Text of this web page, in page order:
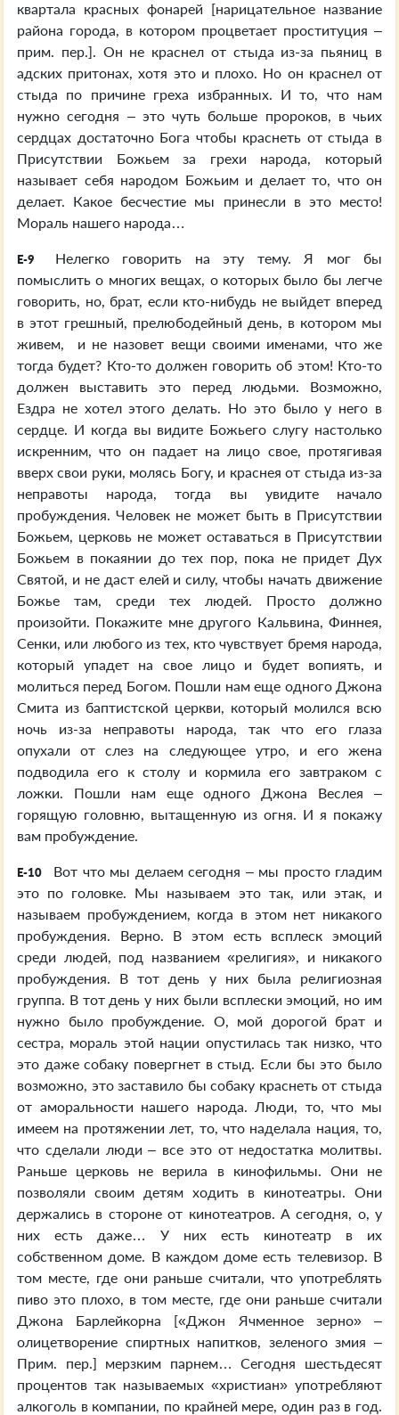
квартала красных фонарей [нарицательное название
района города, в котором процветает проституция –
прим. пер.]. Он не краснел от стыда из-за пьяниц в
адских притонах, хотя это и плохо. Но он краснел от
стыда по причине греха избранных. И то, что нам
нужно сегодня – это чуть больше пророков, в чьих
сердцах достаточно Бога чтобы краснеть от стыда в
Присутствии Божьем за грехи народа, который
называет себя народом Божьим и делает то, что он
делает. Какое бесчестие мы принесли в это место!
Мораль нашего народа…
E-9
Нелегко говорить на эту тему. Я мог бы
помыслить о многих вещах, о которых было бы легче
говорить, но, брат, если кто-нибудь не выйдет вперед
в этот грешный, прелюбодейный день, в котором мы
живем, и не назовет вещи своими именами, что же
тогда будет? Кто-то должен говорить об этом! Кто-то
должен выставить это перед людьми. Возможно,
Ездра не хотел этого делать. Но это было у него в
сердце. И когда вы видите Божьего слугу настолько
искренним, что он падает на лицо свое, протягивая
вверх свои руки, молясь Богу, и краснея от стыда из-за
неправоты народа, тогда вы увидите начало
пробуждения. Человек не может быть в Присутствии
Божьем, церковь не может оставаться в Присутствии
Божьем в покаянии до тех пор, пока не придет Дух
Святой, и не даст елей и силу, чтобы начать движение
Божье там, среди тех людей. Просто должно
произойти. Покажите мне другого Кальвина, Финнея,
Сенки, или любого из тех, кто чувствует бремя народа,
который упадет на свое лицо и будет вопиять, и
молиться перед Богом. Пошли нам еще одного Джона
Смита из баптистской церкви, который молился всю
ночь из-за неправоты народа, так что его глаза
опухали от слез на следующее утро, и его жена
подводила его к столу и кормила его завтраком с
ложки. Пошли нам еще одного Джона Веслея –
горящую головню, вытащенную из огня. И я покажу
вам пробуждение.
E-10
Вот что мы делаем сегодня – мы просто гладим
это по головке. Мы называем это так, или этак, и
называем пробуждением, когда в этом нет никакого
пробуждения. Верно. В этом есть всплеск эмоций
среди людей, под названием «религия», и никакого
пробуждения. В тот день у них была религиозная
группа. В тот день у них были всплески эмоций, но им
нужно было пробуждение. О, мой дорогой брат и
сестра, мораль этой нации опустилась так низко, что
это даже собаку повергнет в стыд. Если бы это было
возможно, это заставило бы собаку краснеть от стыда
от аморальности нашего народа. Люди, то, что мы
имеем на протяжении лет, то, что наделала нация, то,
что сделали люди – все это от недостатка молитвы.
Раньше церковь не верила в кинофильмы. Они не
позволяли своим детям ходить в кинотеатры. Они
держались в стороне от кинотеатров. А сегодня, о, у
них есть даже… У них есть кинотеатр в их
собственном доме. В каждом доме есть телевизор. В
том месте, где они раньше считали, что употреблять
пиво это плохо, в том месте, где они раньше считали
Джона Барлейкорна [«Джон Ячменное зерно» –
олицетворение спиртных напитков, зеленого змия –
Прим. пер.] мерзким парнем… Сегодня шестьдесят
процентов так называемых «христиан» употребляют
алкоголь в компании, по крайней мере, один раз в год.